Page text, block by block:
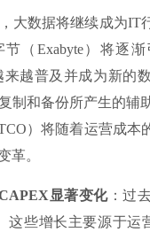
大数据将继续成为IT
（Exabyte）将逐
来越普及并成为新的
制和备份所产生的辅
）将随着运营成本
革。
显著变化：过
这些增长主要源于运